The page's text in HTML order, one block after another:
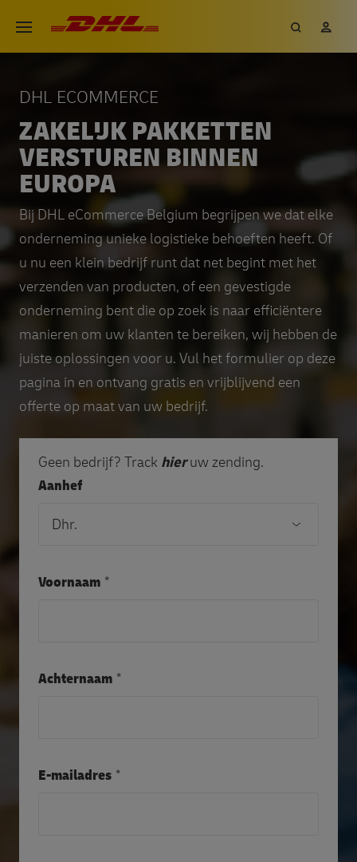
gaan
Open menu
DHL eCommerce, ga naar de
Zoeken
ZAKELIJK PAKKETTEN
VERSTUREN BINNEN
EUROPA
DHL ECOMMERCE
Bij DHL eCommerce Belgium begrijpen we dat elke
onderneming unieke logistieke behoeften heeft. Of
u nu een klein bedrijf runt dat net begint met het
verzenden van producten, of een gevestigde
onderneming bent die op zoek is naar efficiëntere
manieren om uw klanten te bereiken, wij hebben de
juiste oplossingen voor u. Vul het formulier op deze
pagina in en ontvang gratis en vrijblijvend een
offerte op maat van uw bedrijf.
Geen bedrijf? Track hier uw zending.
Aanhef
Voornaam
Achternaam
E-mailadres